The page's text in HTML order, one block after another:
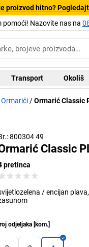
proizvod hitno?
pomoći! Nazovite nas na
Transport Okoliš
Ormarići Ormarić Classic
800304 49
Classic
pretinca
/ encijan
odjeljaka [kom.]